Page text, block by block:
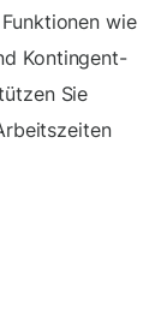
wie
Kontingent-
Sie